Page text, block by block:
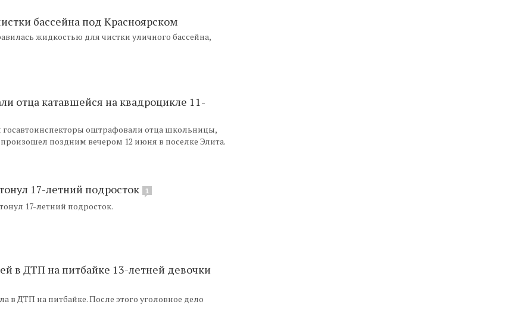
бассейна под Красноярском
жидкостью для чистки уличного бассейна,
отца катавшейся на квадроцикле 11-
госавтоинспекторы оштрафовали отца школьницы,
поздним вечером 12 июня в поселке Элита.
17-летний подросток 1
17-летний подросток.
в ДТП на питбайке 13-летней девочки
в ДТП на питбайке. После этого уголовное дело